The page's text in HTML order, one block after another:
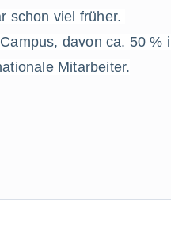
schon viel früher.
davon ca. 50 %
Mitarbeiter.